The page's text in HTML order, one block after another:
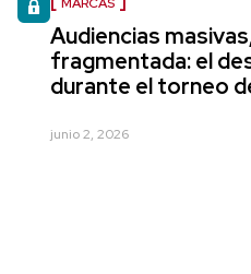
Audiencias
fragmentada: el
durante el torneo
junio 2, 2026